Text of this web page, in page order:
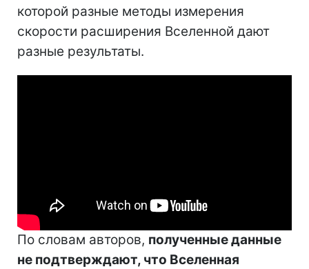
которой разные методы измерения
скорости расширения Вселенной дают
разные результаты.
По словам авторов, полученные данные
не подтверждают, что Вселенная